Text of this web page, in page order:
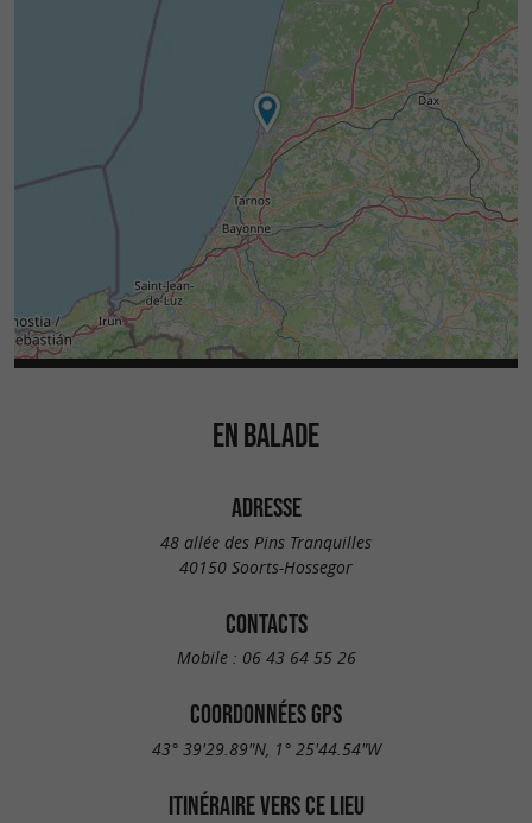
EN BALADE
ADRESSE
48 allée des Pins Tranquilles
40150 Soorts-Hossegor
CONTACTS
Mobile : 06 43 64 55 26
COORDONNÉES GPS
43° 39'29.89"N, 1° 25'44.54"W
ITINÉRAIRE VERS CE LIEU